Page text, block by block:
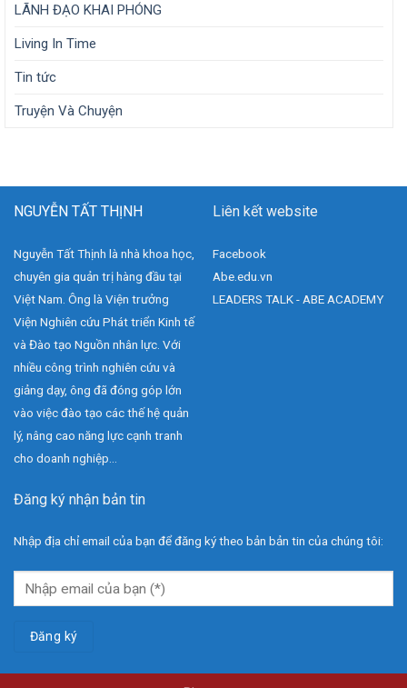
LÃNH ĐẠO KHAI PHÓNG
Living In Time
Tin tức
Truyện Và Chuyện
NGUYỄN TẤT THỊNH
Nguyễn Tất Thịnh là nhà khoa học,
chuyên gia quản trị hàng đầu tại
Việt Nam. Ông là Viện trưởng
Viện Nghiên cứu Phát triển Kinh tế
và Đào tạo Nguồn nhân lực. Với
nhiều công trình nghiên cứu và
giảng dạy, ông đã đóng góp lớn
vào việc đào tạo các thế hệ quản
lý, nâng cao năng lực cạnh tranh
cho doanh nghiệp...
Liên kết website
Facebook
Abe.edu.vn
LEADERS TALK - ABE ACADEMY
Đăng ký nhận bản tin
Nhập địa chỉ email của bạn để đăng ký theo bản bản tin của chúng tôi: